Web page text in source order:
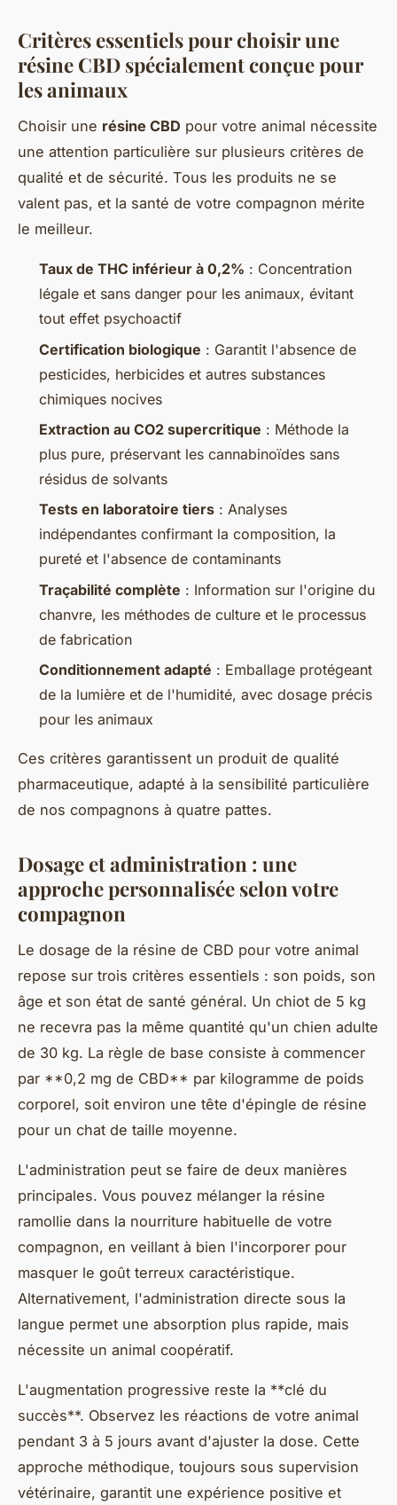
Critères essentiels pour choisir une
résine CBD spécialement conçue pour
les animaux
Choisir une résine CBD pour votre animal nécessite
une attention particulière sur plusieurs critères de
qualité et de sécurité. Tous les produits ne se
valent pas, et la santé de votre compagnon mérite
le meilleur.
Taux de THC inférieur à 0,2% : Concentration
légale et sans danger pour les animaux, évitant
tout effet psychoactif
Certification biologique : Garantit l'absence de
pesticides, herbicides et autres substances
chimiques nocives
Extraction au CO2 supercritique : Méthode la
plus pure, préservant les cannabinoïdes sans
résidus de solvants
Tests en laboratoire tiers : Analyses
indépendantes confirmant la composition, la
pureté et l'absence de contaminants
Traçabilité complète : Information sur l'origine du
chanvre, les méthodes de culture et le processus
de fabrication
Conditionnement adapté : Emballage protégeant
de la lumière et de l'humidité, avec dosage précis
pour les animaux
Ces critères garantissent un produit de qualité
pharmaceutique, adapté à la sensibilité particulière
de nos compagnons à quatre pattes.
Dosage et administration : une
approche personnalisée selon votre
compagnon
Le dosage de la résine de CBD pour votre animal
repose sur trois critères essentiels : son poids, son
âge et son état de santé général. Un chiot de 5 kg
ne recevra pas la même quantité qu'un chien adulte
de 30 kg. La règle de base consiste à commencer
par **0,2 mg de CBD** par kilogramme de poids
corporel, soit environ une tête d'épingle de résine
pour un chat de taille moyenne.
L'administration peut se faire de deux manières
principales. Vous pouvez mélanger la résine
ramollie dans la nourriture habituelle de votre
compagnon, en veillant à bien l'incorporer pour
masquer le goût terreux caractéristique.
Alternativement, l'administration directe sous la
langue permet une absorption plus rapide, mais
nécessite un animal coopératif.
L'augmentation progressive reste la **clé du
succès**. Observez les réactions de votre animal
pendant 3 à 5 jours avant d'ajuster la dose. Cette
approche méthodique, toujours sous supervision
vétérinaire, garantit une expérience positive et